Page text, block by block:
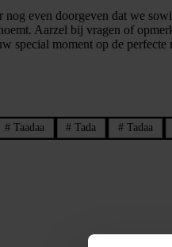
even doorgeven dat we
Aarzel bij vragen of
special moment op de perfecte
#Taadaa # Tada # Tadaa